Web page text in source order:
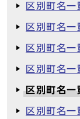
区別町名一
区別町名一
区別町名一
区別町名一
区別町名一
区別町名一